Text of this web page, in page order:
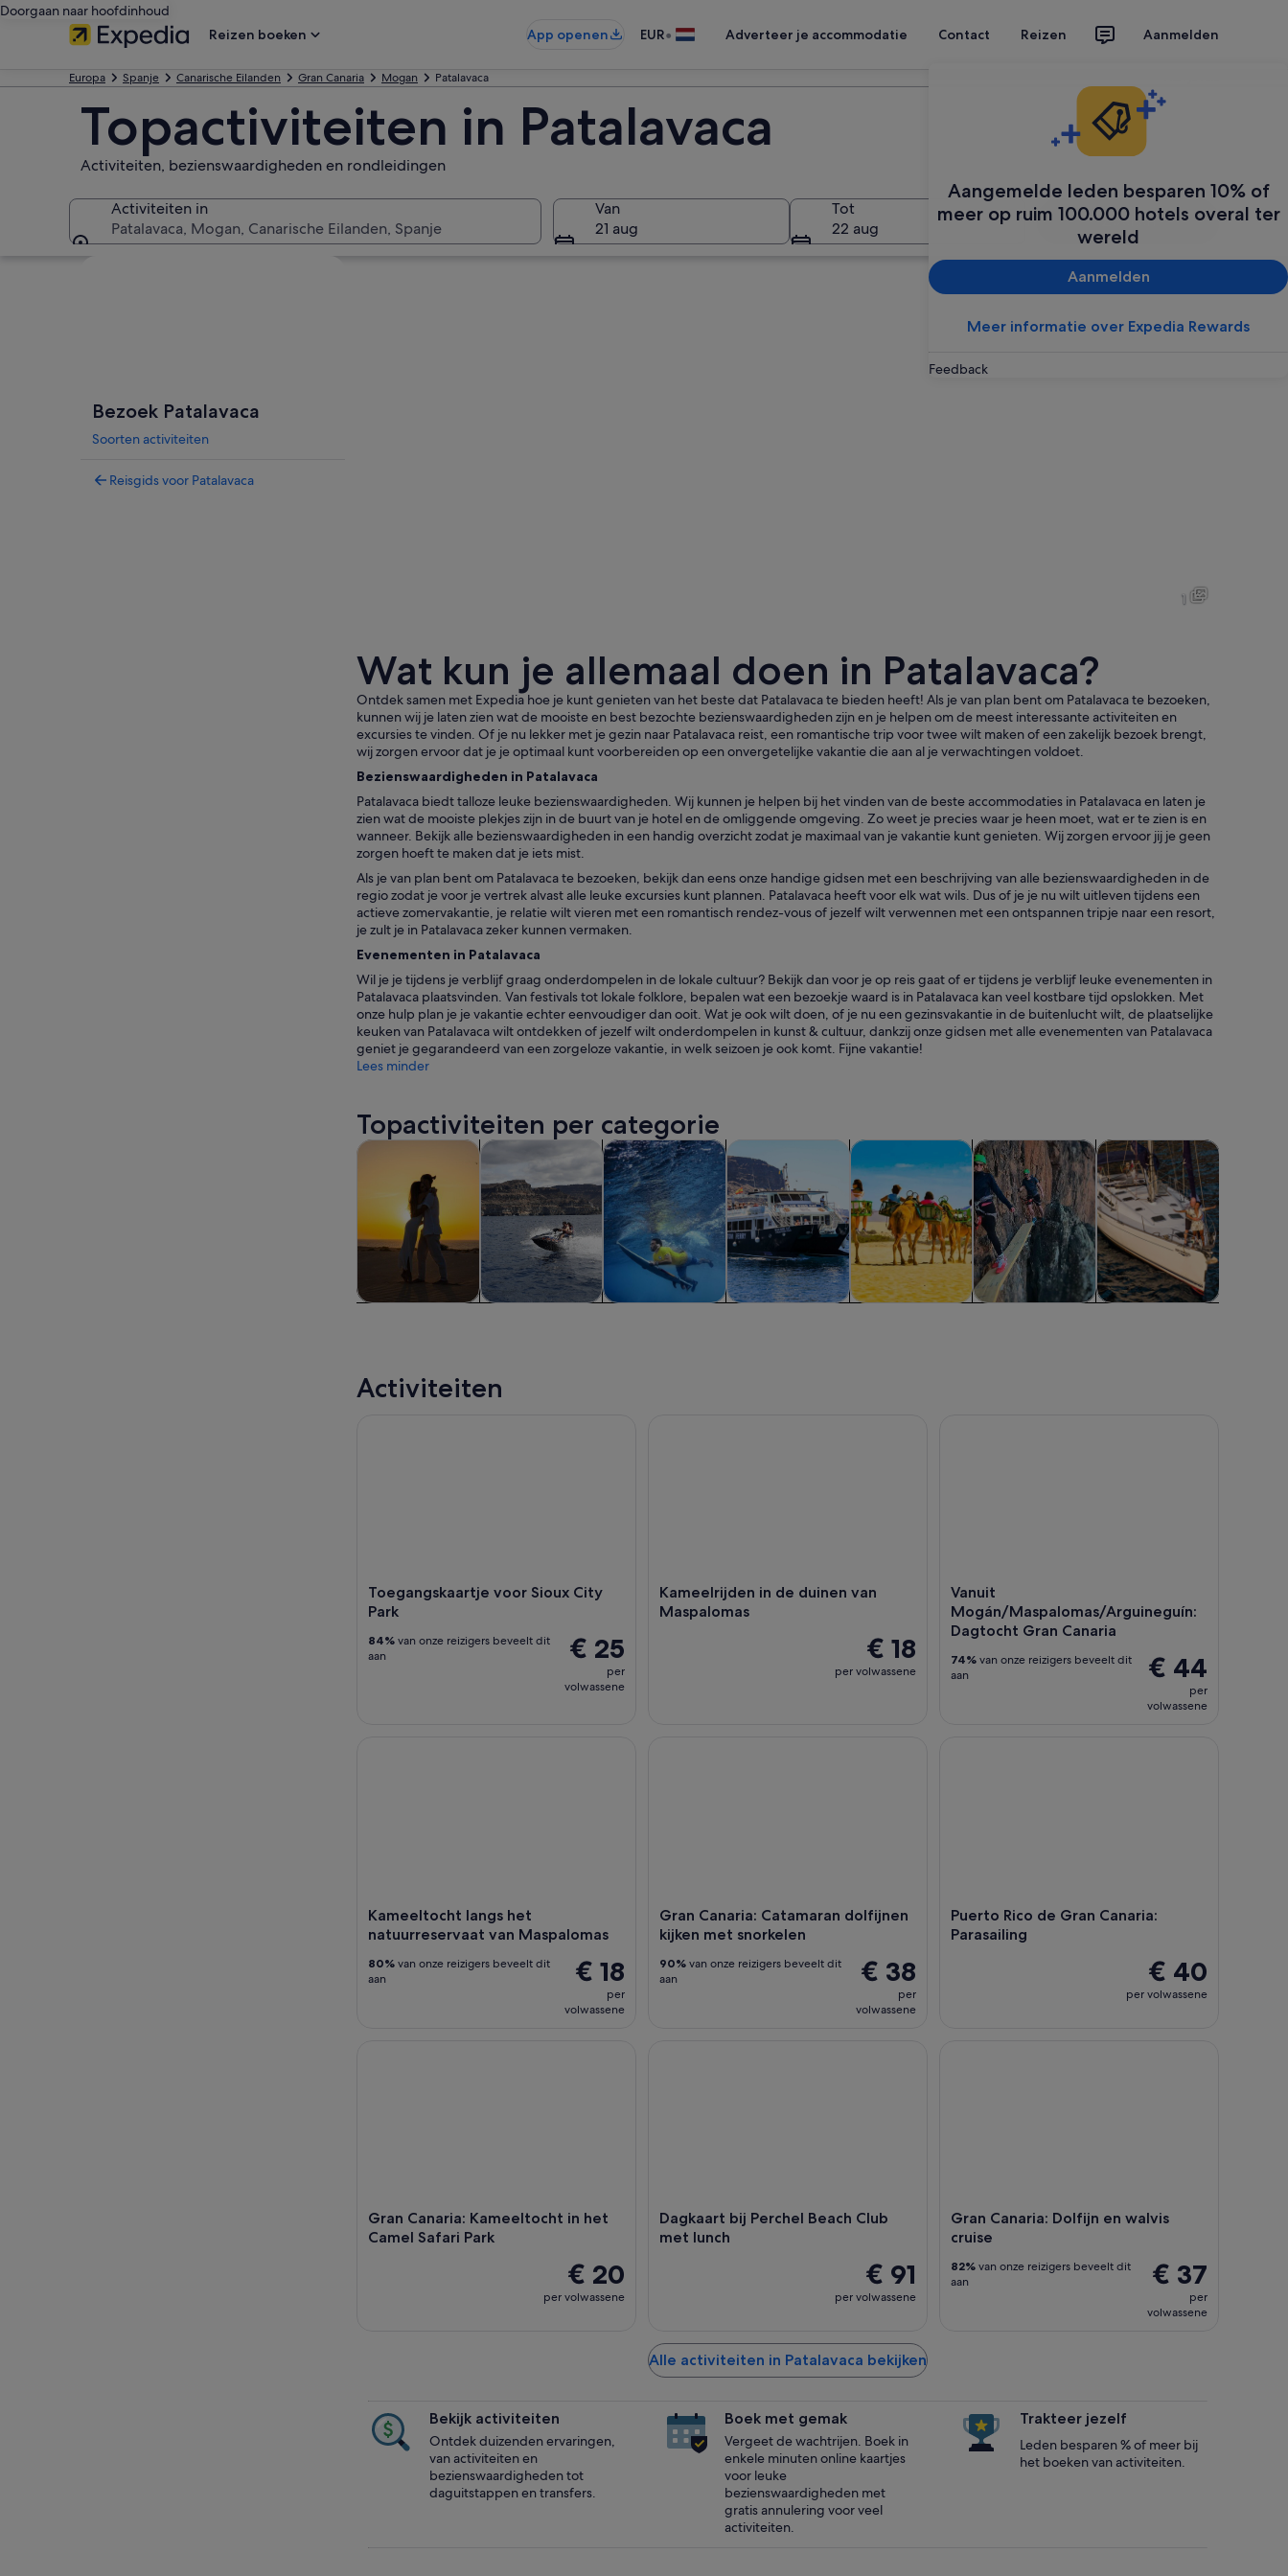
Doorgaan naar hoofdinhoud
Reizen boeken
App openen EUR• Adverteer je accommodatie Contact Reizen Aanmelden
Aangemelde leden besparen 10% of
meer op ruim 100.000 hotels overal ter
wereld
Aanmelden
Meer informatie over Expedia Rewards
Feedback
Europa Spanje Canarische Eilanden Gran Canaria Mogan Patalavaca
Topactiviteiten in Patalavaca
Activiteiten, bezienswaardigheden en rondleidingen
Activiteiten in
Patalavaca, Mogan, Canarische Eilanden, Spanje
Van
21 aug
Tot
22 aug
Zoeken
Bezoek Patalavaca
Soorten activiteiten
Reisgids voor Patalavaca
Een heuvel met witte gebouwen, rode pannendaken, palmbomen en een helderblauwe
1
Wat kun je allemaal doen in Patalavaca?
Ontdek samen met Expedia hoe je kunt genieten van het beste dat Patalavaca te bieden heeft! Als je van plan bent om Patalavaca te bezoeken,
kunnen wij je laten zien wat de mooiste en best bezochte bezienswaardigheden zijn en je helpen om de meest interessante activiteiten en
excursies te vinden. Of je nu lekker met je gezin naar Patalavaca reist, een romantische trip voor twee wilt maken of een zakelijk bezoek brengt,
wij zorgen ervoor dat je je optimaal kunt voorbereiden op een onvergetelijke vakantie die aan al je verwachtingen voldoet.
Bezienswaardigheden in Patalavaca
Patalavaca biedt talloze leuke bezienswaardigheden. Wij kunnen je helpen bij het vinden van de beste accommodaties in Patalavaca en laten je
zien wat de mooiste plekjes zijn in de buurt van je hotel en de omliggende omgeving. Zo weet je precies waar je heen moet, wat er te zien is en
wanneer. Bekijk alle bezienswaardigheden in een handig overzicht zodat je maximaal van je vakantie kunt genieten. Wij zorgen ervoor jij je geen
zorgen hoeft te maken dat je iets mist.
Als je van plan bent om Patalavaca te bezoeken, bekijk dan eens onze handige gidsen met een beschrijving van alle bezienswaardigheden in de
regio zodat je voor je vertrek alvast alle leuke excursies kunt plannen. Patalavaca heeft voor elk wat wils. Dus of je je nu wilt uitleven tijdens een
actieve zomervakantie, je relatie wilt vieren met een romantisch rendez-vous of jezelf wilt verwennen met een ontspannen tripje naar een resort,
je zult je in Patalavaca zeker kunnen vermaken.
Evenementen in Patalavaca
Wil je je tijdens je verblijf graag onderdompelen in de lokale cultuur? Bekijk dan voor je op reis gaat of er tijdens je verblijf leuke evenementen in
Patalavaca plaatsvinden. Van festivals tot lokale folklore, bepalen wat een bezoekje waard is in Patalavaca kan veel kostbare tijd opslokken. Met
onze hulp plan je je vakantie echter eenvoudiger dan ooit. Wat je ook wilt doen, of je nu een gezinsvakantie in de buitenlucht wilt, de plaatselijke
keuken van Patalavaca wilt ontdekken of jezelf wilt onderdompelen in kunst & cultuur, dankzij onze gidsen met alle evenementen van Patalavaca
geniet je gegarandeerd van een zorgeloze vakantie, in welk seizoen je ook komt. Fijne vakantie!
Lees minder
Topactiviteiten per categorie
Tours & daguitstapjes Opent een nieuwe tab
Wateractiviteiten Opent een nieuwe tab
Geschiedenis & cultuur Opent een nieuwe tab
Wilde dieren & natuur Opent een nieuwe tab
Cruises & rondvaartenOpent een nieuwe tab
Avontuur & buitenOpent een nieuwe tab
Eten, drinken & uitgaan
Activiteiten
Toegangskaartje voor Sioux City
Park
€ 25
per
volwassene
84% van onze reizigers beveelt dit
aan
Kameelrijden in de duinen van
Maspalomas
€ 18
per volwassene
Vanuit
Mogán/Maspalomas/Arguineguín:
Dagtocht Gran Canaria
€ 44
per
volwassene
74% van onze reizigers beveelt dit
aan
Kameeltocht langs het
natuurreservaat van Maspalomas
€ 18
per
volwassene
80% van onze reizigers beveelt dit
aan
Gran Canaria: Catamaran dolfijnen
kijken met snorkelen
€ 38
per
volwassene
90% van onze reizigers beveelt dit
aan
Puerto Rico de Gran Canaria:
Parasailing
€ 40
per volwassene
Gran Canaria: Kameeltocht in het
Camel Safari Park
€ 20
per volwassene
Dagkaart bij Perchel Beach Club
met lunch
€ 91
per volwassene
Gran Canaria: Dolfijn en walvis
cruise
€ 37
per
volwassene
82% van onze reizigers beveelt dit
aan
Alle activiteiten in Patalavaca bekijken
Bekijk activiteiten
Ontdek duizenden ervaringen,
van activiteiten en
bezienswaardigheden tot
daguitstappen en transfers.
Boek met gemak
Vergeet de wachtrijen. Boek in
enkele minuten online kaartjes
voor leuke
bezienswaardigheden met
gratis annulering voor veel
activiteiten.
Trakteer jezelf
Leden besparen % of meer bij
het boeken van activiteiten.